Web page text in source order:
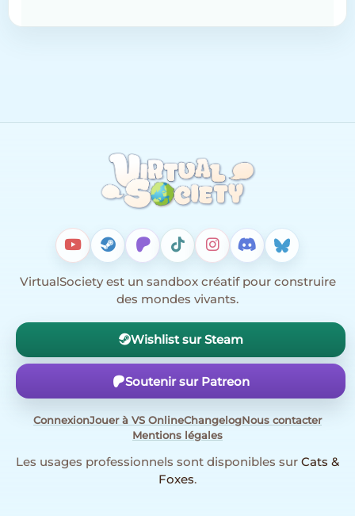
VirtualSociety est un sandbox créatif pour construire
des mondes vivants.
Wishlist sur Steam
Soutenir sur Patreon
ConnexionJouer à VS OnlineChangelogNous contacter
Mentions légales
Les usages professionnels sont disponibles sur Cats &
Foxes.